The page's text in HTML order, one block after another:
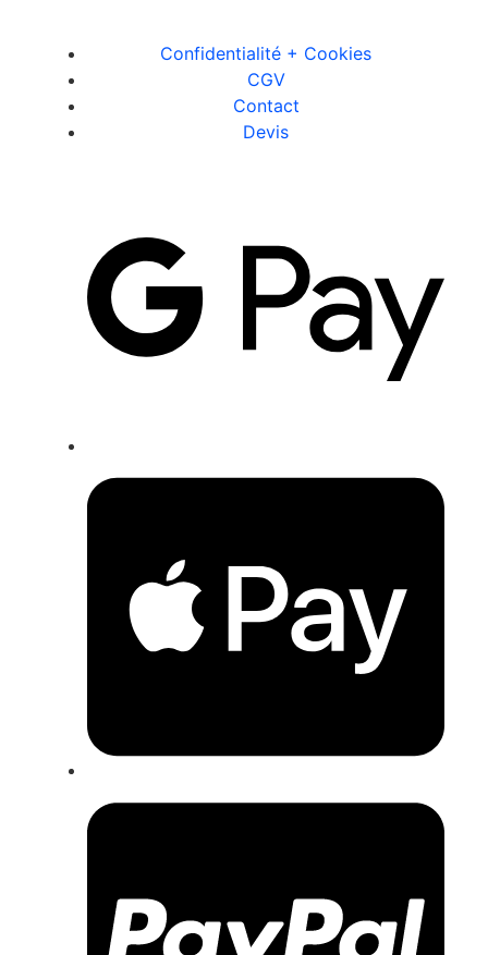
Confidentialité + Cookies
CGV
Contact
Devis